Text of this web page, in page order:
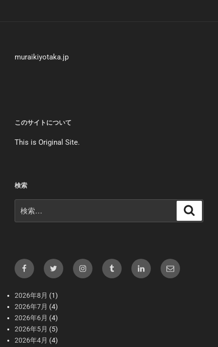
muraikiyotaka.jp
このサイトについて
This is Original Site.
検索
索:
FacebookX（Twitter）Instagramtumblr LInkedIn メ
ー
2026年8月 (1)
2026年7月 (4)
2026年6月 (4)
2026年5月 (5)
2026年4月 (4)